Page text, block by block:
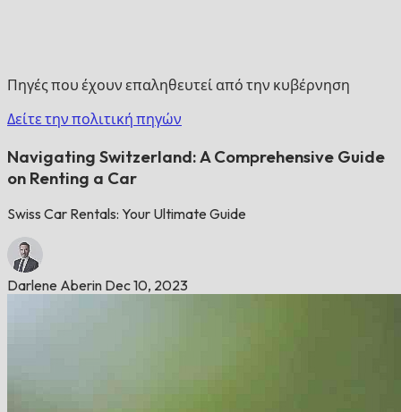
Πηγές που έχουν επαληθευτεί από την κυβέρνηση
Δείτε την πολιτική πηγών
Navigating Switzerland: A Comprehensive Guide
on Renting a Car
Swiss Car Rentals: Your Ultimate Guide
Darlene Aberin Dec 10, 2023